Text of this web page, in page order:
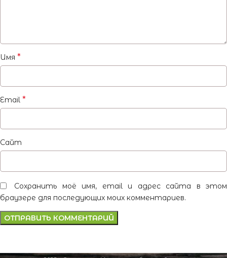
Имя *
Email *
Сайт
Сохранить моё имя, email и адрес сайта в этом
браузере для последующих моих комментариев.